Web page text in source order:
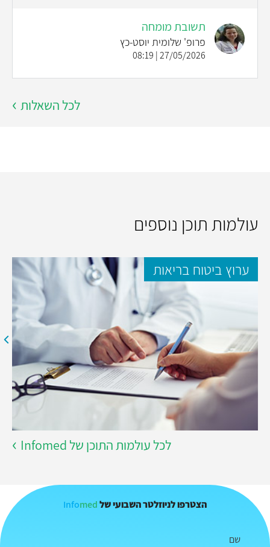
תשובת מומחה
פרופ' שלומית יוסט-כץ
27/05/2026 | 08:19
לכל השאלות
עולמות תוכן נוספים
ערוץ ביטוח בריאות
לכל עולמות התוכן של Infomed
הצטרפו לניוזלטר השבועי של Infomed
שם